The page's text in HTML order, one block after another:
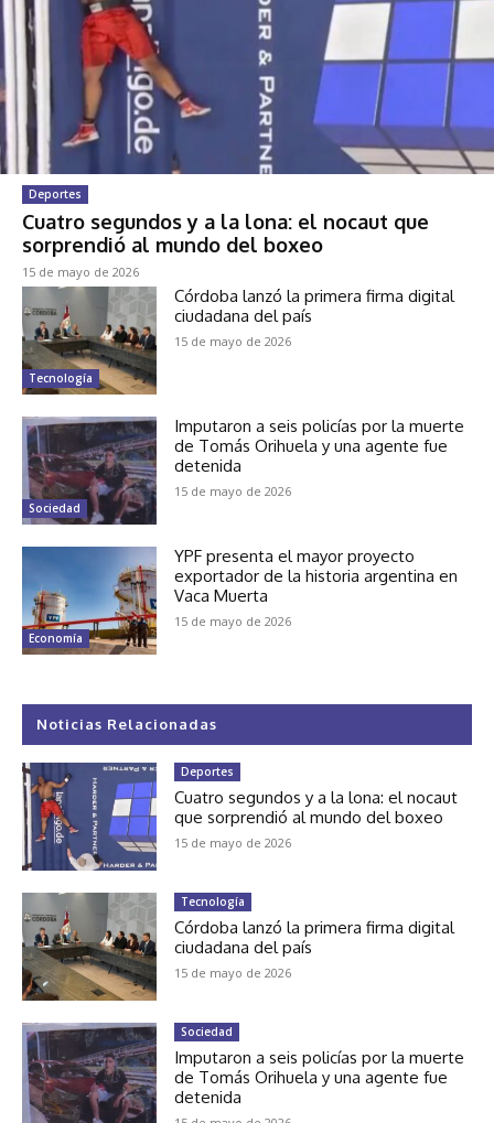
Deportes
Cuatro segundos y a la lona: el nocaut que
sorprendió al mundo del boxeo
15 de mayo de 2026
Tecnología
Córdoba lanzó la primera firma digital
ciudadana del país
15 de mayo de 2026
Sociedad
Imputaron a seis policías por la muerte
de Tomás Orihuela y una agente fue
detenida
15 de mayo de 2026
Economía
YPF presenta el mayor proyecto
exportador de la historia argentina en
Vaca Muerta
15 de mayo de 2026
Noticias Relacionadas
Deportes
Cuatro segundos y a la lona: el nocaut
que sorprendió al mundo del boxeo
15 de mayo de 2026
Tecnología
Córdoba lanzó la primera firma digital
ciudadana del país
15 de mayo de 2026
Sociedad
Imputaron a seis policías por la muerte
de Tomás Orihuela y una agente fue
detenida